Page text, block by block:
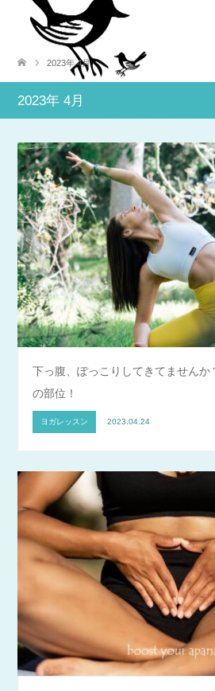
2023年 4月
2023年 4月
下っ腹、ぽっこりしてきてませんか
の部位！
ヨガレッスン 2023.04.24